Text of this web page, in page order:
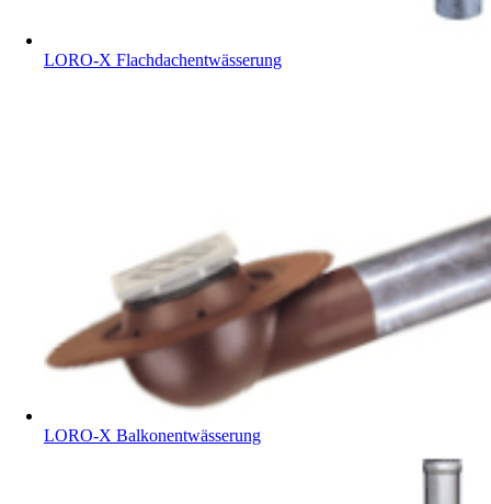
LORO-X Flachdachentwässerung
LORO-X Balkonentwässerung